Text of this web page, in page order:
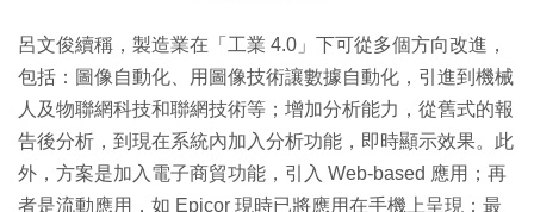
呂文俊續稱，製造業在「工業 4.0」下可從多個方向改進，
包括：圖像自動化、用圖像技術讓數據自動化，引進到機械
人及物聯網科技和聯網技術等；增加分析能力，從舊式的報
告後分析，到現在系統內加入分析功能，即時顯示效果。此
外，方案是加入電子商貿功能，引入 Web-based 應用；再
者是流動應用，如 Epicor 現時已將應用在手機上呈現；最